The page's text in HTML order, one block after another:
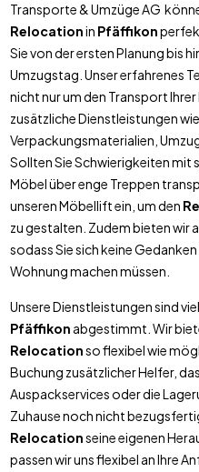
Transporte & Umzüge AG
Relocationin Pfäffikon
Sie von der ersten Planung bis
Umzugstag. Unser erfahrenes
nicht nur um den Transport
zusätzliche Dienstleistungen
Verpackungsmaterialien,
Sollten Sie Schwierigkeiten mit
Möbel über enge Treppen
unseren Möbellift ein, um den
zu gestalten. Zudem bieten wir
sodass Sie sich keine
Wohnung machen müssen.
Unsere Dienstleistungen sind
Pfäffikon abgestimmt. Wir
Relocationso flexibel wie
Buchung zusätzlicher Helfer,
Auspackservices oder die
Zuhause noch nicht
Relocationseine eigenen
passen wir uns flexibel an Ihre